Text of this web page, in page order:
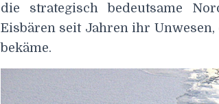
die strategisch bedeutsame
Eisbären seit Jahren ihr
bekäme.